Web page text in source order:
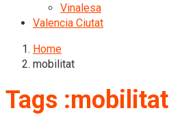
Vinalesa
Valencia Ciutat
Home
mobilitat
Tags :mobilitat